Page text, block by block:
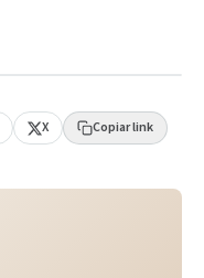
X Copiar link